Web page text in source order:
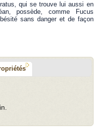
qui se trouve lui aussi en
possède, comme Fucus
sans danger et de façon